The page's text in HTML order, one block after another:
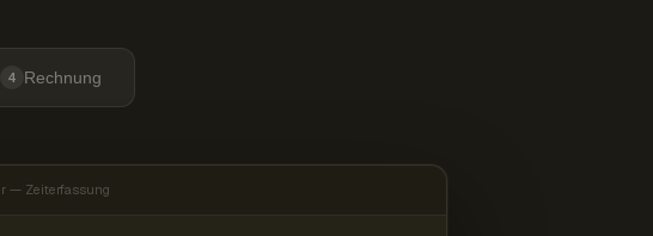
4 Rechnung
— Zeiterfassung